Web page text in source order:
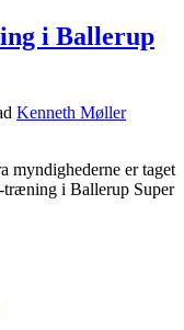
i Ballerup
Kenneth Møller
myndighederne er taget
i Ballerup Super